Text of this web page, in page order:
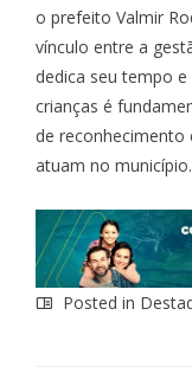
o prefeito Valmir
vínculo entre a
dedica seu tempo
crianças é
de reconhecimento
atuam no
Posted in